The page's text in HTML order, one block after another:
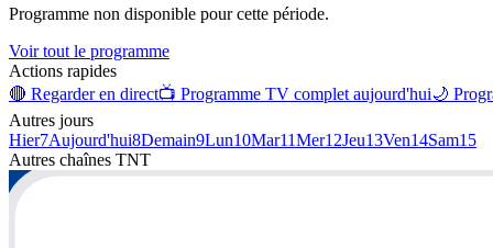
Programme non disponible pour cette période.
Voir tout le programme
Actions rapides
🔴 Regarder en direct📺 Programme TV complet aujourd'hui🌙
Autres jours
Hier7Aujourd'hui8Demain9Lun10Mar11Mer12Jeu13Ven14Sam15
Autres chaînes TNT